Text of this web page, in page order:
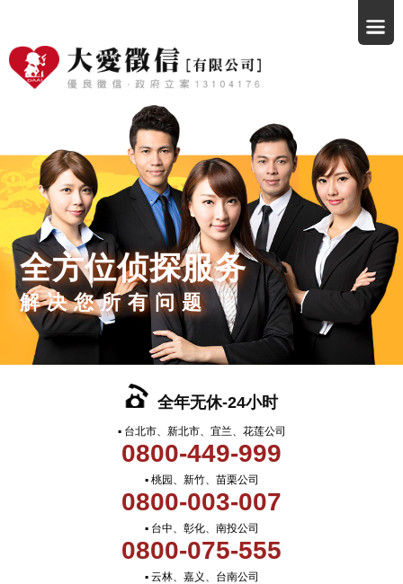
全方位侦探服务
解决您所有问题
全年无休-24小时
▪ 台北市、新北市、宜兰、花莲公司
0800-449-999
▪ 桃园、新竹、苗栗公司
0800-003-007
▪ 台中、彰化、南投公司
0800-075-555
▪ 云林、嘉义、台南公司